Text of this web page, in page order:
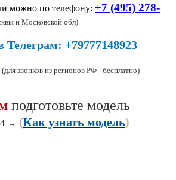
можно по телефону: +7 (495) 278-
и Московской обл)
+79777148923
(для звонков из регионов РФ - бесплатно)
подготовьте модель
→ (Как узнать модель)